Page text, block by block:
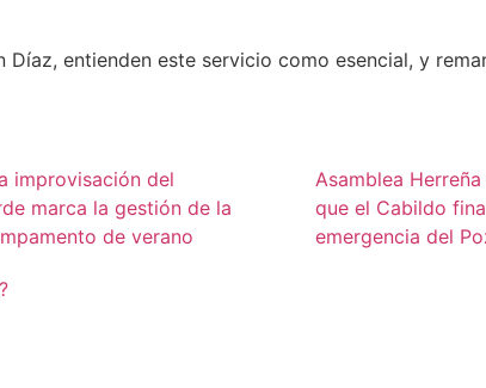
entienden este servicio como esencial, y
improvisación del
marca la gestión de la
de verano
Asamblea
que el Cabildo
emergencia del